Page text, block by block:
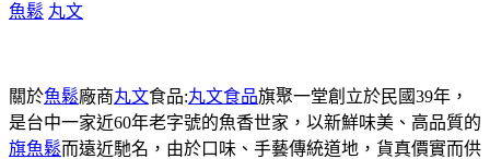
魚鬆 丸文
關於魚鬆廠商丸文食品:丸文食品旗聚一堂創立於民國39年，
是台中一家近60年老字號的魚香世家，以新鮮味美、高品質的
旗魚鬆而遠近馳名，由於口味、手藝傳統道地，貨真價實而供